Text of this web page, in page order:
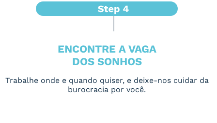
ENCONTRE A VAGA
DOS SONHOS
Trabalhe onde e quando quiser, e deixe-nos cuidar da
burocracia por você.